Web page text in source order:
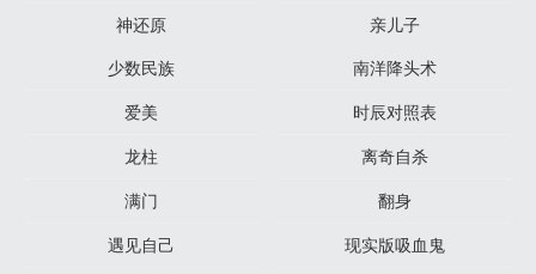
神还原
亲儿子
少数民族
南洋降头术
爱美
时辰对照表
龙柱
离奇自杀
满门
翻身
遇见自己
现实版吸血鬼